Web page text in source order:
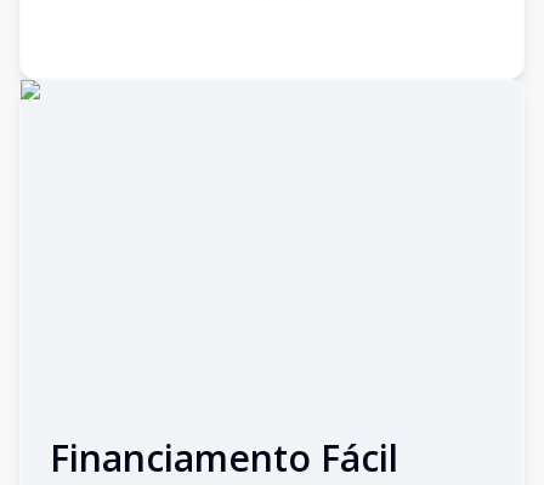
Financiamento Fácil